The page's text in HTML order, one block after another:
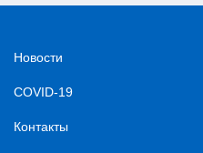
Новости
COVID-19
Контакты